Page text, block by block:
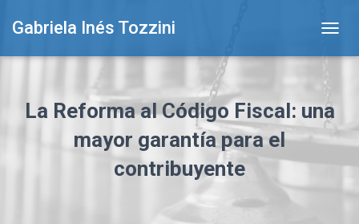
Gabriela Inés Tozzini
O
E
La Reforma al Código Fiscal: una
mayor garantía para el
contribuyente